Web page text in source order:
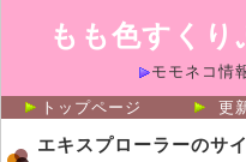
もも色すくり
モモネコ情
トップページ
更
エキスプローラーのサ